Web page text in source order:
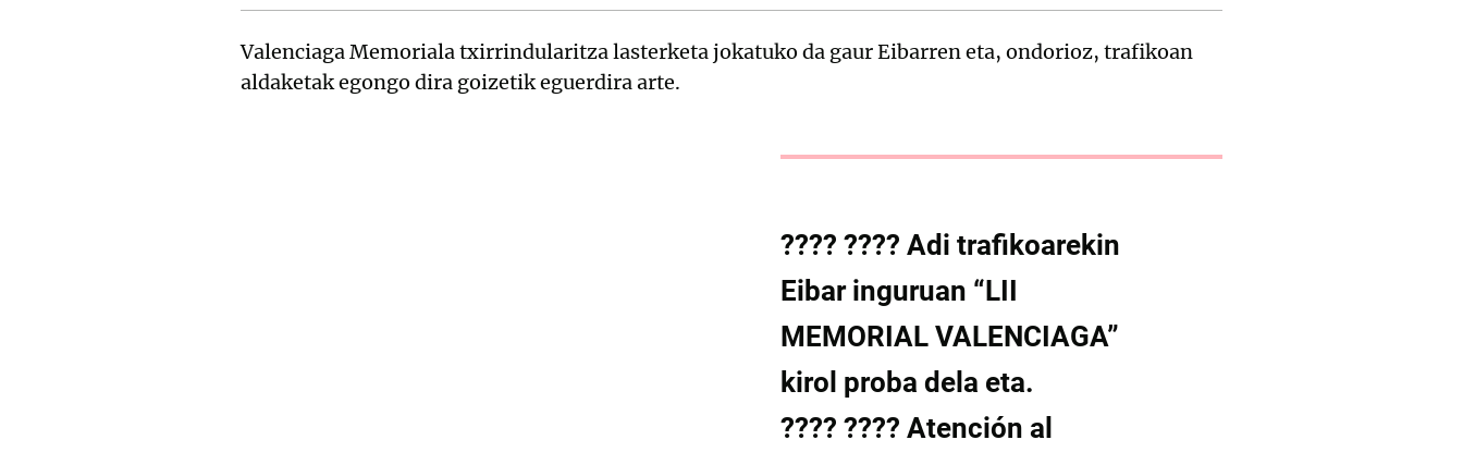
Valenciaga Memoriala txirrindularitza lasterketa jokatuko da gaur Eibarren eta, ondorioz, trafikoan
aldaketak egongo dira goizetik eguerdira arte.
???? ???? Adi trafikoarekin
Eibar inguruan “LII
MEMORIAL VALENCIAGA”
kirol proba dela eta.
???? ???? Atención al